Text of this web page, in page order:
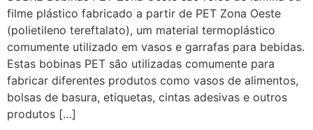
filme plástico fabricado a partir de PET Zona Oeste
(polietileno tereftalato), um material termoplástico
comumente utilizado em vasos e garrafas para bebidas.
Estas bobinas PET são utilizadas comumente para
fabricar diferentes produtos como vasos de alimentos,
bolsas de basura, etiquetas, cintas adesivas e outros
produtos […]